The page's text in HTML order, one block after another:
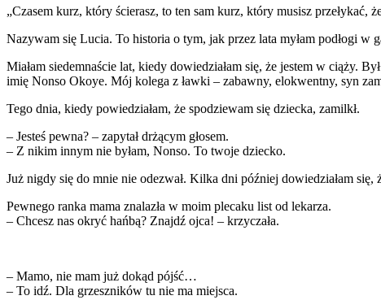
„Czasem kurz, który ścierasz, to ten sam kurz, który musisz
Nazywam się Lucia. To historia o tym, jak przez lata myłam podłogi w
Miałam siedemnaście lat, kiedy dowiedziałam się, że jestem w ciąży.
imię Nonso Okoye. Mój kolega z ławki – zabawny, elokwentny, syn
Tego dnia, kiedy powiedziałam, że spodziewam się dziecka, zamilkł.
– Jesteś pewna? – zapytał drżącym głosem.
– Z nikim innym nie byłam, Nonso. To twoje dziecko.
Już nigdy się do mnie nie odezwał. Kilka dni później dowiedziałam
Pewnego ranka mama znalazła w moim plecaku list od lekarza.
– Chcesz nas okryć hańbą? Znajdź ojca! – krzyczała.
– Mamo, nie mam już dokąd pójść…
– To idź. Dla grzeszników tu nie ma miejsca.